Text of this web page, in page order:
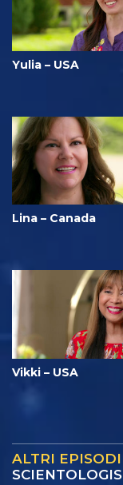
Yulia – USA
Lina – Canada
Vikki – USA
ALTRI EPISODI